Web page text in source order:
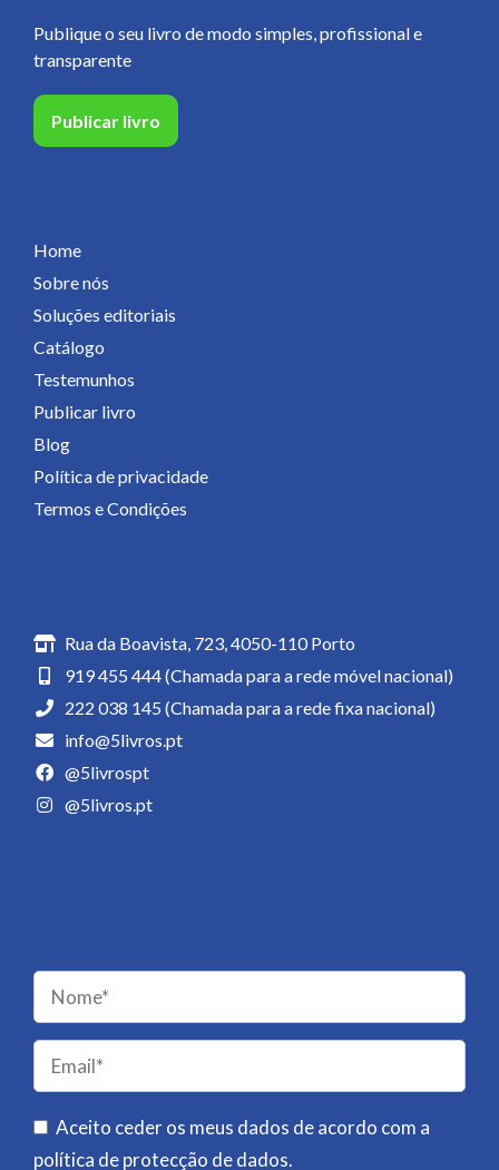
Publique o seu livro de modo simples, profissional e
transparente
Publicar livro
Home
Sobre nós
Soluções editoriais
Catálogo
Testemunhos
Publicar livro
Blog
Política de privacidade
Termos e Condições
Rua da Boavista, 723, 4050-110 Porto
919 455 444 (Chamada para a rede móvel nacional)
222 038 145 (Chamada para a rede fixa nacional)
info@5livros.pt
@5livrospt
@5livros.pt
Please
leave
this
field
empty.
Aceito ceder os meus dados de acordo com a
política de protecção de dados.